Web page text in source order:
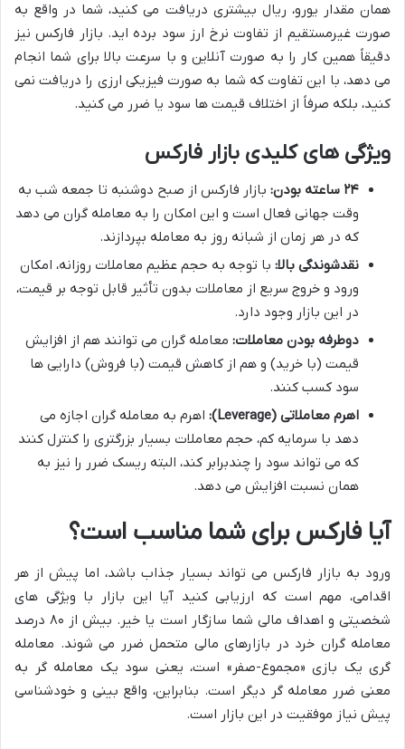
همان مقدار یورو، ریال بیشتری دریافت می کنید، شما در واقع به
صورت غیرمستقیم از تفاوت نرخ ارز سود برده اید. بازار فارکس نیز
دقیقاً همین کار را به صورت آنلاین و با سرعت بالا برای شما انجام
می دهد، با این تفاوت که شما به صورت فیزیکی ارزی را دریافت نمی
کنید، بلکه صرفاً از اختلاف قیمت ها سود یا ضرر می کنید.
ویژگی های کلیدی بازار فارکس
۲۴ ساعته بودن:
بازار فارکس از صبح دوشنبه تا جمعه شب به
وقت جهانی فعال است و این امکان را به معامله گران می دهد
که در هر زمان از شبانه روز به معامله بپردازند.
نقدشوندگی بالا: با توجه به حجم عظیم معاملات روزانه، امکان
ورود و خروج سریع از معاملات بدون تأثیر قابل توجه بر قیمت،
در این بازار وجود دارد.
دوطرفه بودن معاملات: معامله گران می توانند هم از افزایش
قیمت (با خرید) و هم از کاهش قیمت (با فروش) دارایی ها
سود کسب کنند.
اهرم معاملاتی (Leverage):
اهرم به معامله گران اجازه می
دهد با سرمایه کم، حجم معاملات بسیار بزرگتری را کنترل کنند
که می تواند سود را چندبرابر کند، البته ریسک ضرر را نیز به
همان نسبت افزایش می دهد.
آیا فارکس برای شما مناسب است؟
ورود به بازار فارکس می تواند بسیار جذاب باشد، اما پیش از هر
اقدامی، مهم است که ارزیابی کنید آیا این بازار با ویژگی های
شخصیتی و اهداف مالی شما سازگار است یا خیر. بیش از ۸۰ درصد
معامله گران خرد در بازارهای مالی متحمل ضرر می شوند. معامله
گری یک بازی «مجموع-صفر» است، یعنی سود یک معامله گر به
معنی ضرر معامله گر دیگر است. بنابراین، واقع بینی و خودشناسی
پیش نیاز موفقیت در این بازار است.